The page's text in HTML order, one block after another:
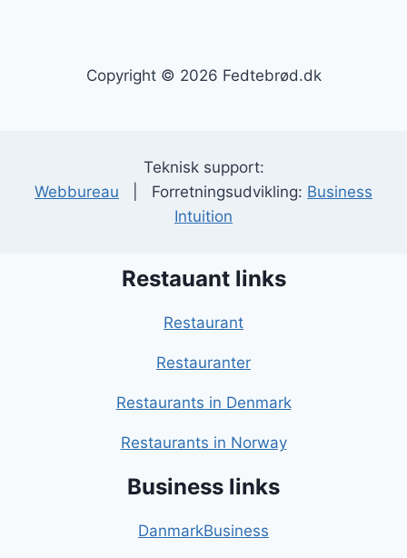
Copyright © 2026 Fedtebrød.dk
Teknisk support:
Webbureau | Forretningsudvikling: Business
Intuition
Restauant links
Restaurant
Restauranter
Restaurants in Denmark
Restaurants in Norway
Business links
DanmarkBusiness